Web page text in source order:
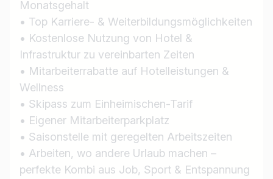
Monatsgehalt
• Top Karriere- & Weiterbildungsmöglichkeiten
• Kostenlose Nutzung von Hotel &
Infrastruktur zu vereinbarten Zeiten
• Mitarbeiterrabatte auf Hotelleistungen &
Wellness
• Skipass zum Einheimischen-Tarif
• Eigener Mitarbeiterparkplatz
• Saisonstelle mit geregelten Arbeitszeiten
• Arbeiten, wo andere Urlaub machen –
perfekte Kombi aus Job, Sport & Entspannung